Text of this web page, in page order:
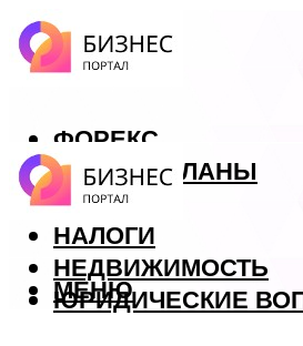
ФОРЕКС
БИЗНЕС ПЛАНЫ
КРЕДИТЫ
НАЛОГИ
НЕДВИЖИМОСТЬ
ЮРИДИЧЕСКИЕ
МЕНЮ